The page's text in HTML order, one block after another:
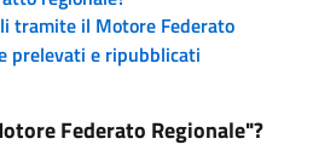
tramite il Motore Federato
prelevati e ripubblicati
Federato Regionale"?